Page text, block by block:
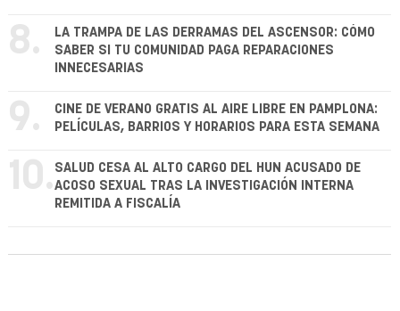
8.
LA TRAMPA DE LAS DERRAMAS DEL ASCENSOR: CÓMO
SABER SI TU COMUNIDAD PAGA REPARACIONES
INNECESARIAS
9.
CINE DE VERANO GRATIS AL AIRE LIBRE EN PAMPLONA:
PELÍCULAS, BARRIOS Y HORARIOS PARA ESTA SEMANA
10. SALUD CESA AL ALTO CARGO DEL HUN ACUSADO DE
ACOSO SEXUAL TRAS LA INVESTIGACIÓN INTERNA
REMITIDA A FISCALÍA